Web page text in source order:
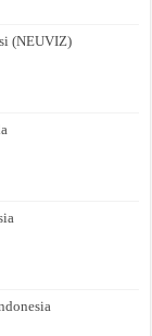
(NEUVIZ)